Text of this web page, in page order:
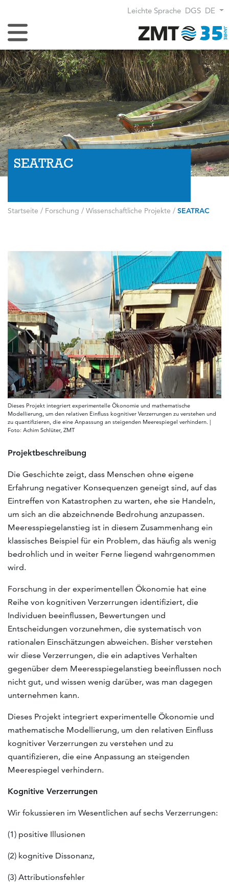
Leichte Sprache DGS DE
Navigation umschalten
SEATRAC
Startseite / Forschung / Wissenschaftliche Projekte / SEATRAC
Dieses Projekt integriert experimentelle Ökonomie und mathematische
Modellierung, um den relativen Einfluss kognitiver Verzerrungen zu verstehen und
zu quantifizieren, die eine Anpassung an steigenden Meerespiegel verhindern. |
Foto: Achim Schlüter, ZMT
Projektbeschreibung
Die Geschichte zeigt, dass Menschen ohne eigene
Erfahrung negativer Konsequenzen geneigt sind, auf das
Eintreffen von Katastrophen zu warten, ehe sie Handeln,
um sich an die abzeichnende Bedrohung anzupassen.
Meeresspiegelanstieg ist in diesem Zusammenhang ein
klassisches Beispiel für ein Problem, das häufig als wenig
bedrohlich und in weiter Ferne liegend wahrgenommen
wird.
Forschung in der experimentellen Ökonomie hat eine
Reihe von kognitiven Verzerrungen identifiziert, die
Individuen beeinflussen, Bewertungen und
Entscheidungen vorzunehmen, die systematisch von
rationalen Einschätzungen abweichen. Bisher verstehen
wir diese Verzerrungen, die ein adaptives Verhalten
gegenüber dem Meeresspiegelanstieg beeinflussen noch
nicht gut, und wissen wenig darüber, was man dagegen
unternehmen kann.
Dieses Projekt integriert experimentelle Ökonomie und
mathematische Modellierung, um den relativen Einfluss
kognitiver Verzerrungen zu verstehen und zu
quantifizieren, die eine Anpassung an steigenden
Meerespiegel verhindern.
Kognitive Verzerrungen
Wir fokussieren im Wesentlichen auf sechs Verzerrungen:
(1) positive Illusionen
(2) kognitive Dissonanz,
(3) Attributionsfehler